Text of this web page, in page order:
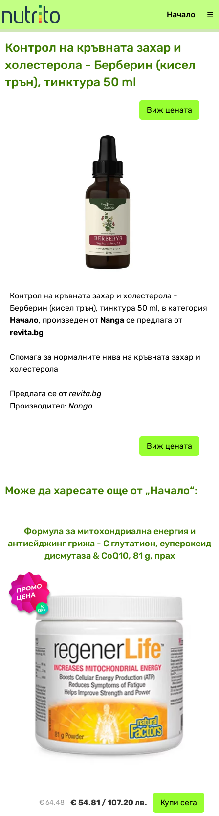
Начало ☰
Контрол на кръвната захар и
холестерола - Берберин (кисел
трън), тинктура 50 ml
Виж цената
Контрол на кръвната захар и холестерола -
Берберин (кисел трън), тинктура 50 ml, в категория
Начало, произведен от Nanga се предлага от
revita.bg
Спомага за нормалните нива на кръвната захар и
холестерола
Предлага се от revita.bg
Производител: Nanga
Виж цената
Може да харесате още от „Начало“:
Формула за митохондриална енергия и
антиейджинг грижа - С глутатион, супероксид
дисмутаза & CoQ10, 81 g, прах
Купи сега
€ 54.81 / 107.20 лв.
€ 64.48